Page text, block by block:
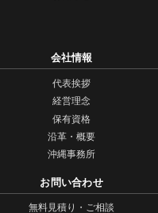
会社情報
代表挨拶
経営理念
保有資格
沿革・概要
沖縄事務所
お問い合わせ
無料見積り・ご相談